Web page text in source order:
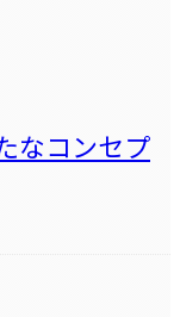
なコンセプ